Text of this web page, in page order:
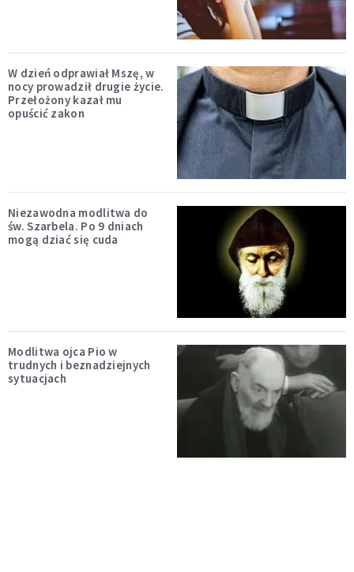
W dzień odprawiał Mszę, w
nocy prowadził drugie życie.
Przełożony kazał mu
opuścić zakon
Niezawodna modlitwa do
św. Szarbela. Po 9 dniach
mogą dziać się cuda
Modlitwa ojca Pio w
trudnych i beznadziejnych
sytuacjach